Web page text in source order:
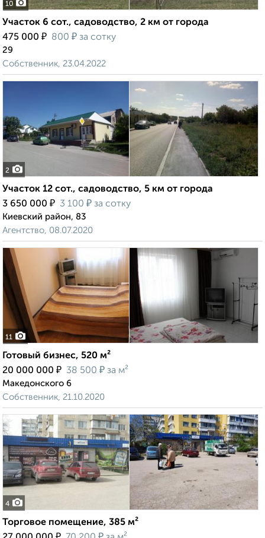
10
Участок 6 сот., садоводство, 2 км от города
475 000 ₽ 800 ₽ за сотку
29
Собственник, 23.04.2022
2
Участок 12 сот., садоводство, 5 км от города
3 650 000 ₽ 3 100 ₽ за сотку
Киевский район, 83
Агентство, 08.07.2020
11
Готовый бизнес, 520 м²
20 000 000 ₽ 38 500 ₽ за м²
Македонского 6
Собственник, 21.10.2020
4
Торговое помещение, 385 м²